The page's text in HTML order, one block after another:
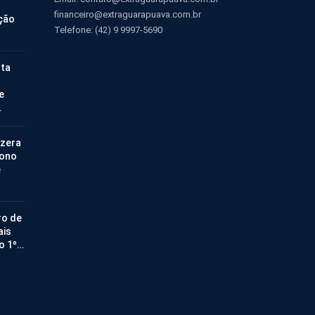
de
1º…
financeiro@extraguarapuava.com.br
Telefone: (42) 9 9997-5690